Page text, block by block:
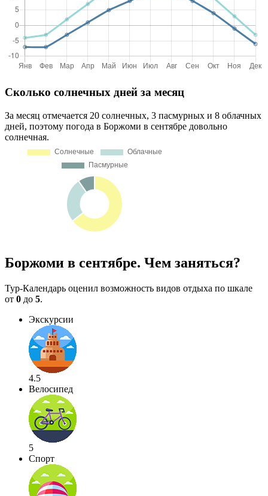
Сколько солнечных дней за месяц
За месяц отмечается 20 солнечных, 3 пасмурных и 8 облачных
дней, поэтому погода в Боржоми в сентябре довольно
солнечная.
Боржоми в сентябре. Чем заняться?
Тур-Календарь оценил возможность видов отдыха по шкале
от 0 до 5.
Экскурсии
4.5
Велосипед
5
Спорт